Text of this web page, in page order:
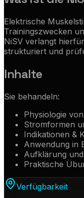
Elektrische
Trainingszwecken
NiSV verlangt
strukturiert und
Inhalte
Sie behandeln:
Physiologie
Stromformen
Indikationen &
Anwendung in
Aufklärung
Praktische
Verfügbarkeit